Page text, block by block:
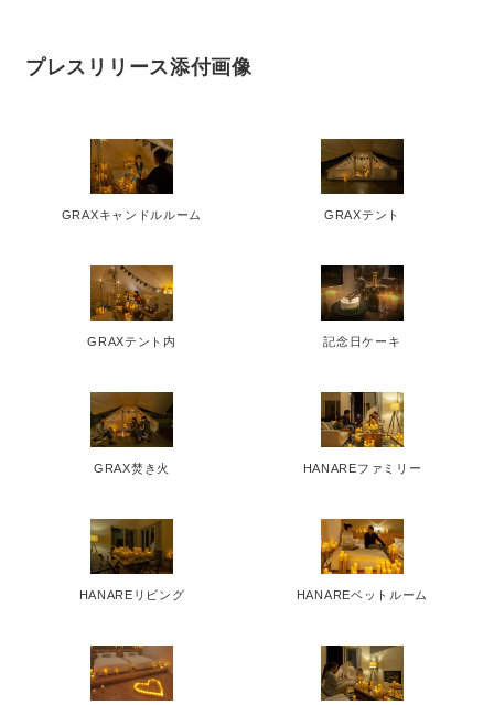
プレスリリース添付画像
GRAXキャンドルルーム GRAXテント
GRAXテント内 記念日ケーキ
GRAX焚き火 HANAREファミリー
HANAREリビング HANAREベットルーム